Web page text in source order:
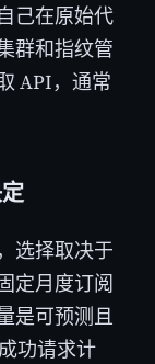
己在原始代
群和指纹管
API，通常
选择取决于
定月度订阅
是可预测且
功请求计